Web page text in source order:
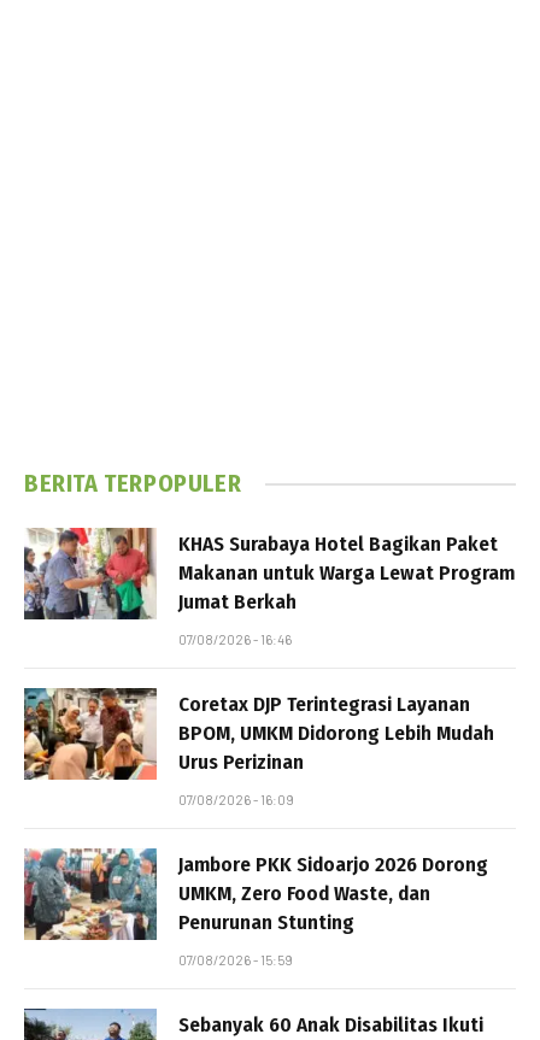
BERITA TERPOPULER
KHAS Surabaya Hotel Bagikan Paket
Makanan untuk Warga Lewat Program
Jumat Berkah
07/08/2026 - 16:46
Coretax DJP Terintegrasi Layanan
BPOM, UMKM Didorong Lebih Mudah
Urus Perizinan
07/08/2026 - 16:09
Jambore PKK Sidoarjo 2026 Dorong
UMKM, Zero Food Waste, dan
Penurunan Stunting
07/08/2026 - 15:59
Sebanyak 60 Anak Disabilitas Ikuti